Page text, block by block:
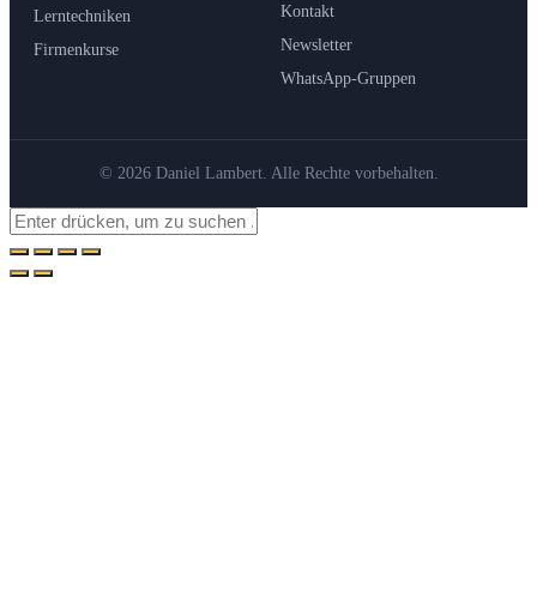
Lerntechniken
Firmenkurse
Kontakt
Newsletter
WhatsApp-Gruppen
© 2026 Daniel Lambert. Alle Rechte vorbehalten.